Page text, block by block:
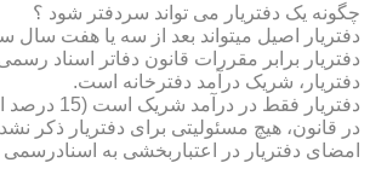
چگونه یک دفتریار می تواند سردفتر شود ؟
دفتریار اصیل میتواند بعد از سه یا هفت سال
دفتریار برابر مقررات قانون دفاتر اسناد
دفتریار، شریک درآمد دفترخانه است.
دفتریار فقط در درآمد شریک است (15 درصد از حق التحریر ماهیانه دفترخانه )و در کار و مسئولیت و هزینه ها وضررها هیچ شراکتی ندارد.
در قانون، هیچ مسئولیتی برای دفتریار ذکر
امضای دفتریار در اعتباربخشی به اسنادرسمی